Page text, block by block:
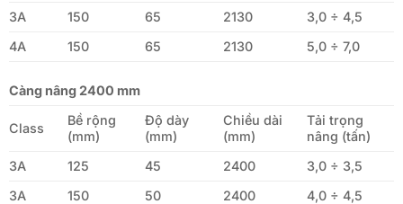
3A
150 65 2130
3,0 ÷ 4,5
4A
150 65 2130 5,0 ÷ 7,0
Càng nâng 2400 mm
Class
Bề rộng
(mm)
Độ dày
(mm)
Chiều dài
(mm)
Tải trọng
nâng (tấn)
3A
125 45 2400
3,0 ÷ 3,5
3A
150 50 2400
4,0 ÷ 4,5